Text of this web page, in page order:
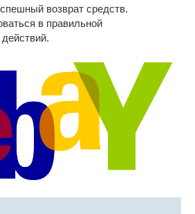
возврат средств.
в правильной